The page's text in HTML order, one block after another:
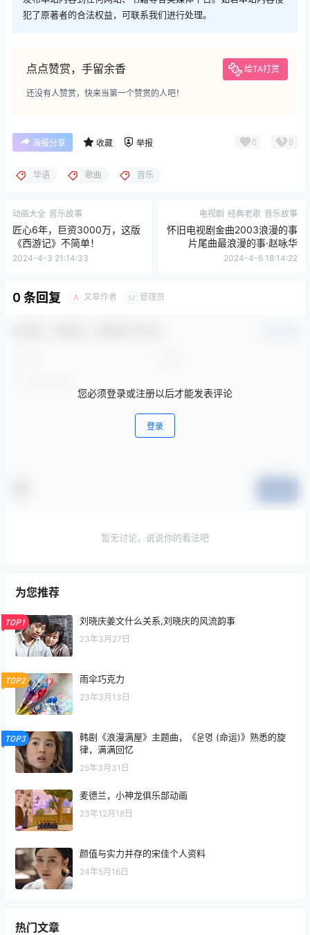
犯了原著者的合法权益，可联系我们进行处理。
点点赞赏，手留余香 给TA打赏
还没有人赞赏，快来当第一个赞赏的人吧！
海报分享 收藏 举报 0 0
华语 歌曲 音乐
动画大全 音乐故事
匠心6年，巨资3000万，这版
《西游记》不简单！
2024-4-3 21:14:33
电视剧 经典老歌 音乐故事
怀旧电视剧金曲2003浪漫的事
片尾曲最浪漫的事·赵咏华
2024-4-6 18:14:22
0 条回复 A 文章作者 M 管理员
您必须登录或注册以后才能发表评论
登录
暂无讨论，说说你的看法吧
为您推荐
TOP1 刘晓庆姜文什么关系,刘晓庆的风流韵事
23年3月27日
TOP2 雨伞巧克力
23年3月13日
TOP3
韩剧《浪漫满屋》主题曲，《운명 (命运)》熟悉的旋
律，满满回忆
25年3月31日
麦德兰，小神龙俱乐部动画
23年12月18日
颜值与实力并存的宋佳个人资料
24年5月16日
热门文章